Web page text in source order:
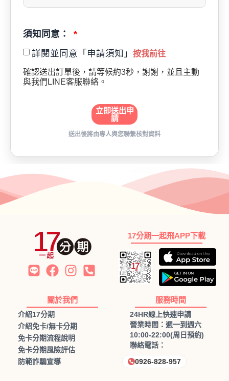
須知同意：
詳閱並同意「申請須知」 按我前往
確認送出訂單後，請等候約3秒，謝謝，並且主動
與我們LINE客服聯絡。
立即送出申
請
17分期一起飛APP下載
關於我們
介紹17分期
介紹免卡/無卡分期
免卡分期流程說明
免卡分期風險評估
防範詐騙宣導
服務時間
24HR線上快速申請
營業時間：週一到週六
10:00-22:00(周日預約)
聯絡電話：
0926-828-957